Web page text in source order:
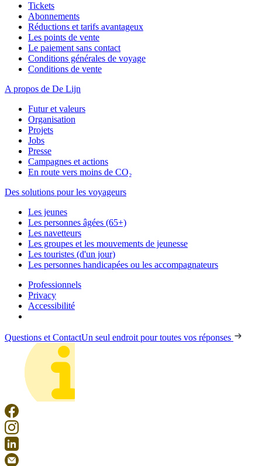
Tickets
Abonnements
Réductions et tarifs avantageux
Les points de vente
Le paiement sans contact
Conditions générales de voyage
Conditions de vente
A propos de De Lijn
Futur et valeurs
Organisation
Projets
Jobs
Presse
Campagnes et actions
En route vers moins de CO₂
Des solutions pour les voyageurs
Les jeunes
Les personnes âgées (65+)
Les navetteurs
Les groupes et les mouvements de jeunesse
Les touristes (d'un jour)
Les personnes handicapées ou les accompagnateurs
Professionnels
Privacy
Accessibilité
Questions et ContactUn seul endroit pour toutes vos réponses